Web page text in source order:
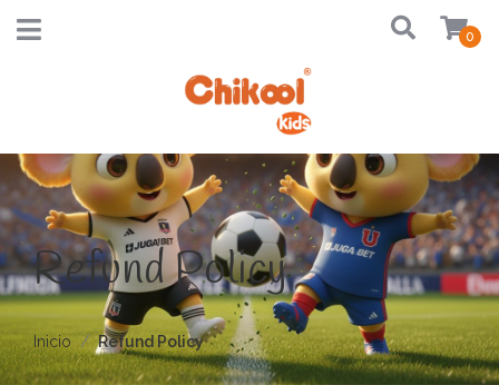
0
Refund Policy
Inicio Refund Policy